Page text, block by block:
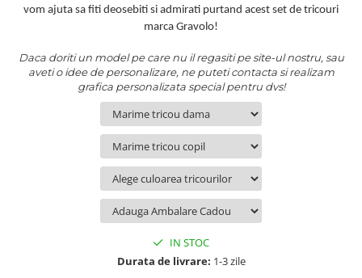
vom ajuta sa fiti deosebiti si admirati purtand acest set de tricouri
marca Gravolo!
Daca doriti un model pe care nu il regasiti pe site-ul nostru, sau
aveti o idee de personalizare, ne puteti contacta si realizam
grafica personalizata special pentru dvs!
IN STOC
Durata de livrare: 1-3 zile